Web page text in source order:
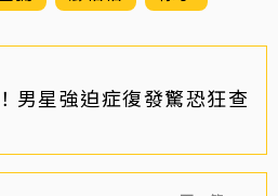
男星強迫症復發驚恐狂查